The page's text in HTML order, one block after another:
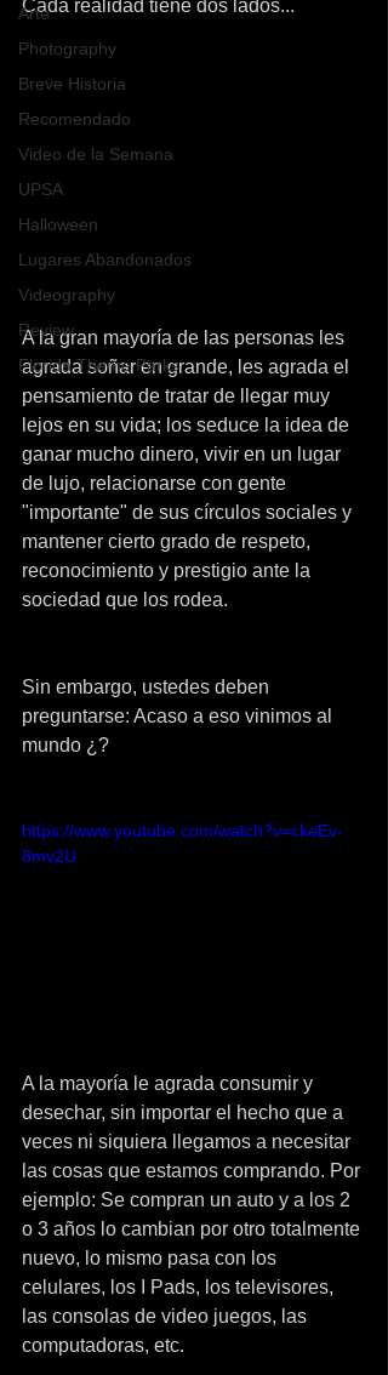
Arte
Photography
Breve Historia
Recomendado
Video de la Semana
UPSA
Halloween
Lugares Abandonados
Videography
Review
Florida Theme Parks
Cada realidad tiene dos lados...
A la gran mayoría de las personas les
agrada soñar en grande, les agrada el
pensamiento de tratar de llegar muy
lejos en su vida; los seduce la idea de
ganar mucho dinero, vivir en un lugar
de lujo, relacionarse con gente
"importante" de sus círculos sociales y
mantener cierto grado de respeto,
reconocimiento y prestigio ante la
sociedad que los rodea.
Sin embargo, ustedes deben
preguntarse: Acaso a eso vinimos al
mundo ¿?
https://www.youtube.com/watch?v=ckeEv-
8mv2U
A la mayoría le agrada consumir y
desechar, sin importar el hecho que a
veces ni siquiera llegamos a necesitar
las cosas que estamos comprando. Por
ejemplo: Se compran un auto y a los 2
o 3 años lo cambian por otro totalmente
nuevo, lo mismo pasa con los
celulares, los I Pads, los televisores,
las consolas de video juegos, las
computadoras, etc.